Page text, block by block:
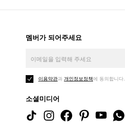
멤버가 되어주세요
이용약관과 개인정보정책에 동의합니다.
소셜미디어